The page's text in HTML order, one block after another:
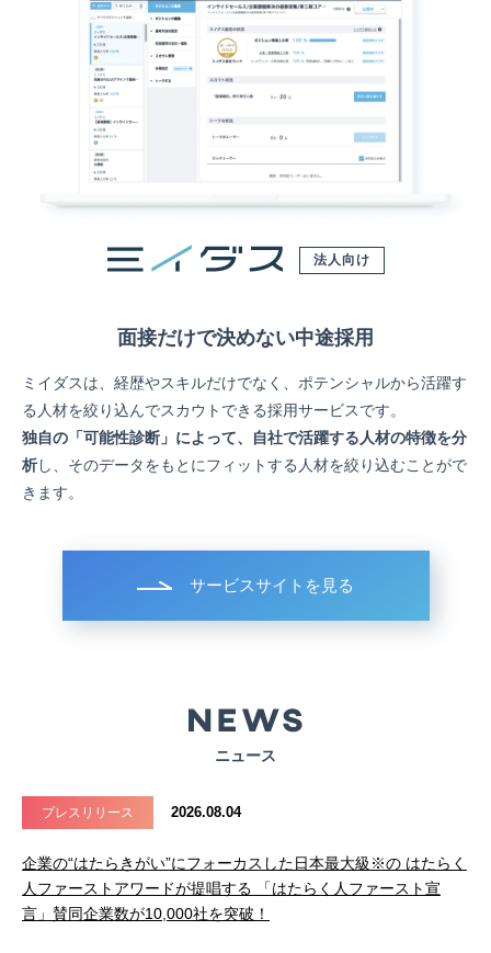
法人向け
面接だけで決めない中途採用
ミイダスは、経歴やスキルだけでなく、ポテンシャルから活躍す
る人材を絞り込んでスカウトできる採用サービスです。
独自の「可能性診断」によって、自社で活躍する人材の特徴を分
析し、そのデータをもとにフィットする人材を絞り込むことがで
きます。
サービスサイトを見る
ニュース
プレスリリース 2026.08.04
企業の“はたらきがい”にフォーカスした日本最大級※の はたらく
人ファーストアワードが提唱する 「はたらく人ファースト宣
言」賛同企業数が10,000社を突破！